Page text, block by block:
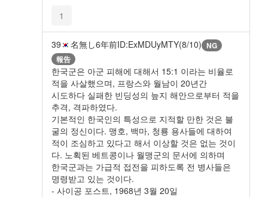
1
39 名無し6年前ID:ExMDUyMTY(8/10) NG
報告
한국군은 아군 피해에 대해서 15:1 이라는 비율로
적을 사살했으며, 프랑스와 월남이 20년간
시도하다 실패한 빈딩성의 늪지 해안으로부터 적을
추격, 격파하였다.
기본적인 한국인의 특성으로 지적할 만한 것은 불
굴의 정신이다. 맹호, 백마, 청룡 용사들에 대하여
적이 조심하고 있다고 해서 이상할 것은 없는 것이
다. 노획된 베트콩이나 월맹군의 문서에 의하며
한국군과는 가급적 접전을 피하도록 전 병사들은
명령받고 있는 것이다.
- 사이공 포스트, 1968년 3월 20일